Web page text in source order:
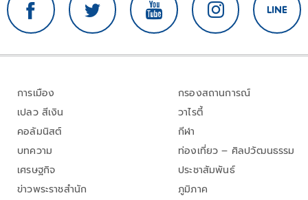
การเมือง
เปลว สีเงิน
คอลัมนิสต์
บทความ
เศรษฐกิจ
ข่าวพระราชสำนัก
กรองสถานการณ์
วาไรตี้
กีฬา
ท่องเที่ยว – ศิลปวัฒนธรรม
ประชาสัมพันธ์
ภูมิภาค